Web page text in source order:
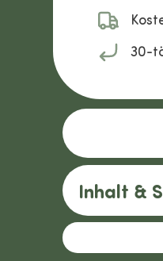
30-
Inhalt &